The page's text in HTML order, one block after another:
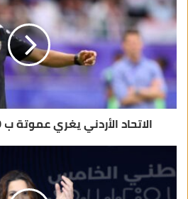
إ
ل
ك
ت
الاتحاد الأردني يغري عموتة ب 200 مليون شهريا .